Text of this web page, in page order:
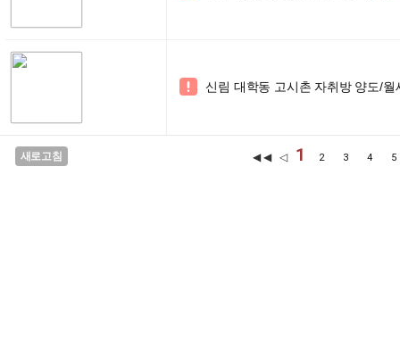
 신림 대학동 고시촌 자취방 양도/월
새로고침 ◀◀ ◁ 1 2 3 4